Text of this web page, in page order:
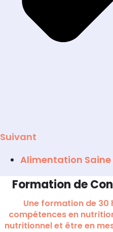
Suivant
Alimentation Saine
Formation de
Une formation de 30
compétences en
nutritionnel et être en